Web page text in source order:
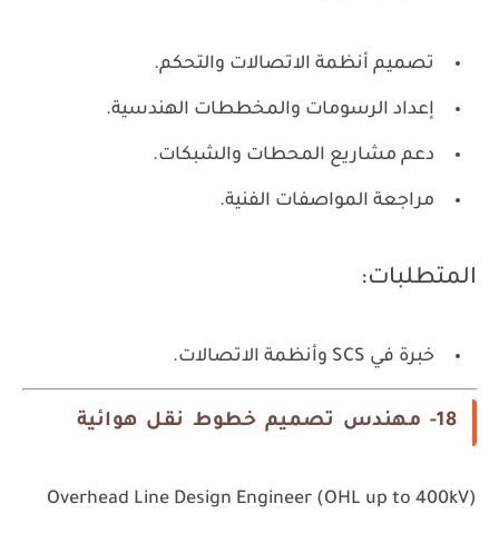
تصميم أنظمة الاتصالات والتحكم.
إعداد الرسومات والمخططات الهندسية.
دعم مشاريع المحطات والشبكات.
مراجعة المواصفات الفنية.
المتطلبات:
خبرة في SCS وأنظمة الاتصالات.
18- مهندس تصميم خطوط نقل هوائية
Overhead Line Design Engineer (OHL up to 400kV)